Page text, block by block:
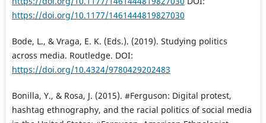
https://doi.org/10.1177/1461444819827030
Bode, L., & Vraga, E. K. (Eds.). (2019). Studying politics
across media. Routledge. DOI:
https://doi.org/10.4324/9780429202483
Bonilla, Y., & Rosa, J. (2015). #Ferguson: Digital protest,
hashtag ethnography, and the racial politics of social media